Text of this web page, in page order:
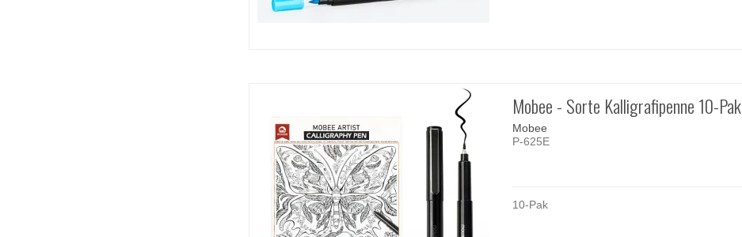
Mobee - Sorte Kalligrafipenne 10-Pak
Mobee
P-625E
10-Pak